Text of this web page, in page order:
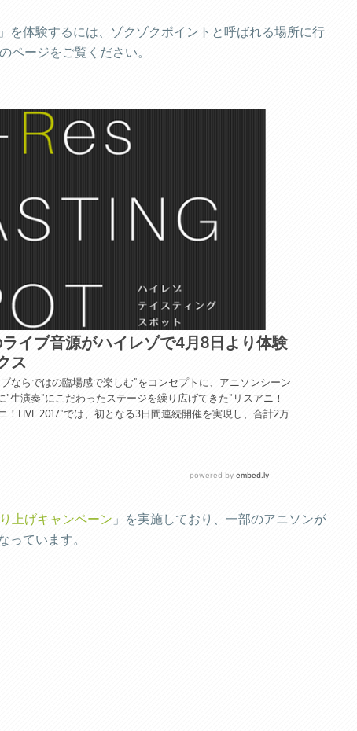
を体験するには、ゾクゾクポイントと呼ばれる場所に行
ページをご覧ください。
上げキャンペーン 」を実施しており、一部のアニソンが
っています。